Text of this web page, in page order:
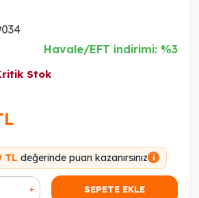
Havale/EFT indirimi: %3
Stok
TL değerinde puan kazanırsınız i
SEPETE EKLE